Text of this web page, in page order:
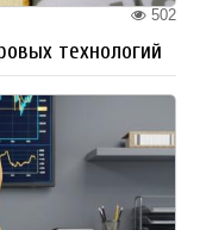
502
технологий